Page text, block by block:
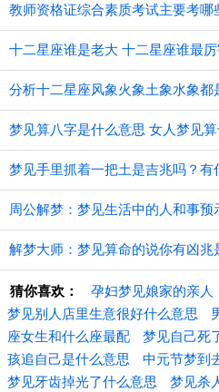
教师资格证综合素质考试主要考哪
十二星座谁是老大 十二星座谁最
分析十二星座风象火象土象水象都
梦见算八字是什么意思 女人梦见
梦见手里抓着一把土是吉兆吗？有
周公解梦：梦见生活中的人和事预
解梦大师：梦见算命的说你有凶兆
猜你喜欢： 孕妇梦见娘家的亲人
梦见别人店里生意很好什么意思
座女生和什么座最配
梦见自己死
孩追自己是什么意思
中元节梦到
梦见牙齿掉光了什么意思
梦见杀